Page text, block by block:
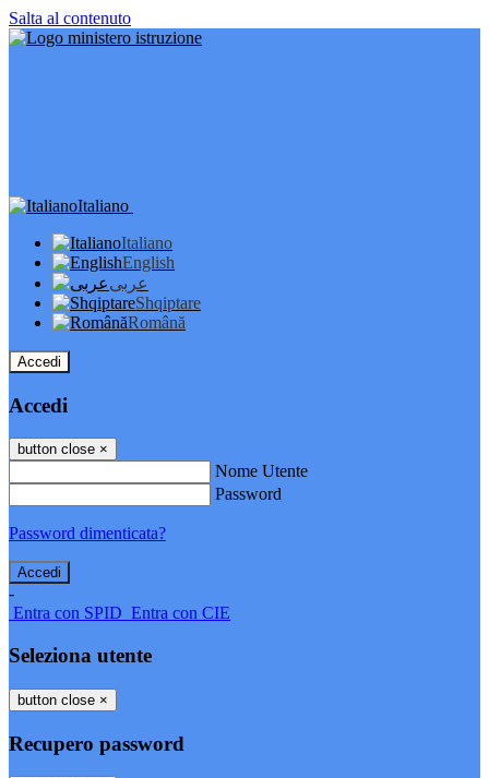
Salta al contenuto
Italiano
Italiano
English
عربى
Shqiptare
Română
Accedi
Accedi
button close ×
Nome Utente
Password
Password dimenticata?
-
Entra con SPID Entra con CIE
Seleziona utente
button close ×
Recupero password